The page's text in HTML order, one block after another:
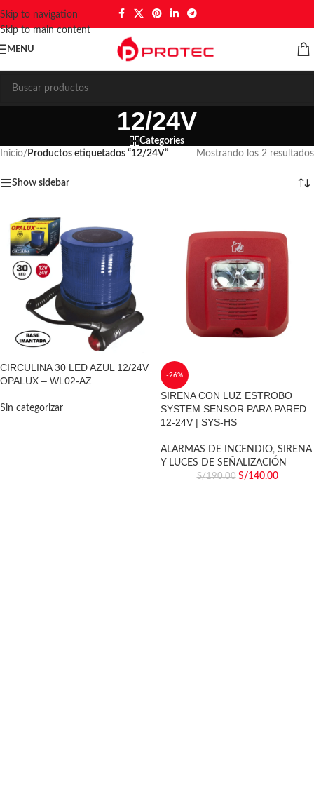
Skip to navigation
Skip to main content
MENU
12/24V
Categories
Inicio/ Productos etiquetados “12/24V” Mostrando los 2 resultados
Show sidebar
CIRCULINA 30 LED AZUL 12/24V
OPALUX – WL02-AZ
Sin categorizar
-26%
SIRENA CON LUZ ESTROBO
SYSTEM SENSOR PARA PARED
12-24V | SYS-HS
ALARMAS DE INCENDIO, SIRENA
Y LUCES DE SEÑALIZACIÓN
S/190.00 S/140.00